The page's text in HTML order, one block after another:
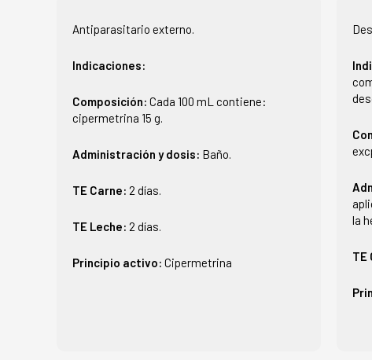
Antiparasitario externo.
Indicaciones:
Composición: Cada 100 mL contiene:
cipermetrina 15 g.
Administración y dosis: Baño.
TE Carne: 2 días.
TE Leche: 2 días.
Principio activo: Cipermetrina
la
TE